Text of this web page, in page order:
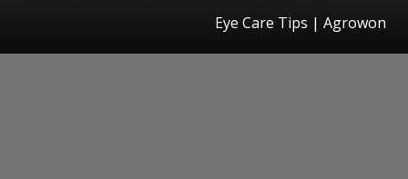
Eye Care Tips | Agrowon